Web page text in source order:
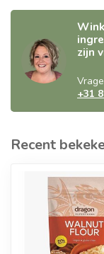
zijn
+31
Recent